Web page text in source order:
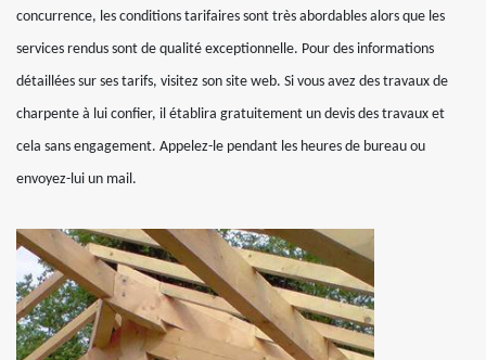
concurrence, les conditions tarifaires sont très abordables alors que les
services rendus sont de qualité exceptionnelle. Pour des informations
détaillées sur ses tarifs, visitez son site web. Si vous avez des travaux de
charpente à lui confier, il établira gratuitement un devis des travaux et
cela sans engagement. Appelez-le pendant les heures de bureau ou
envoyez-lui un mail.